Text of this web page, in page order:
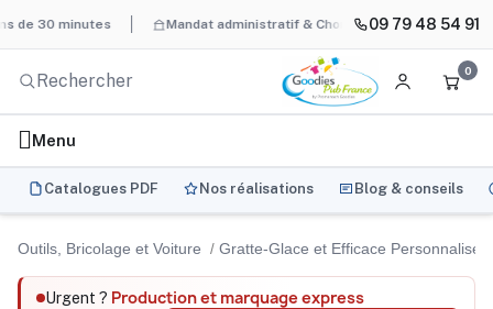
minutes Mandat administratif & Chorus Pro BAT
09 79 48 54 91
0
Menu
Catalogues PDF Nos réalisations Blog & conseils
Outils, Bricolage et Voiture Gratte-Glace et Efficace Personnalisé
Urgent ? Production et marquage express